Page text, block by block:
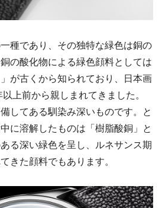
種であり、その独特な緑色は銅の
の酸化物による緑色顔料としては
が古くから知られており、日本画
上前から親しまれてきました。
してある馴染み深いものです。と
に溶解したものは「樹脂酸銅」と
る深い緑色を呈し、ルネサンス期
きた顔料でもあります。